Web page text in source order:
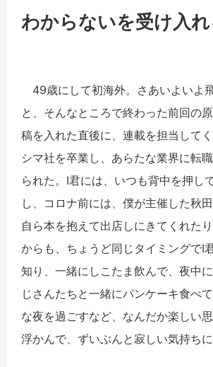
わからないを受け入れ
49歳にして初海外。さあいよいよ
と、そんなところで終わった前回の
稿を入れた直後に、連載を担当して
シマ社を卒業し、あらたな業界に転
られた。I君には、いつも背中を押し
し、コロナ前には、僕が主催した秋
自ら本を抱えて出店しにきてくれた
からも、ちょうど同じタイミングでI
知り、一緒にしこたま飲んで、夜中
じさんたちと一緒にパンケーキ食べ
な夜を過ごすなど、なんだか楽しい
浮かんで、ずいぶんと寂しい気持ちに